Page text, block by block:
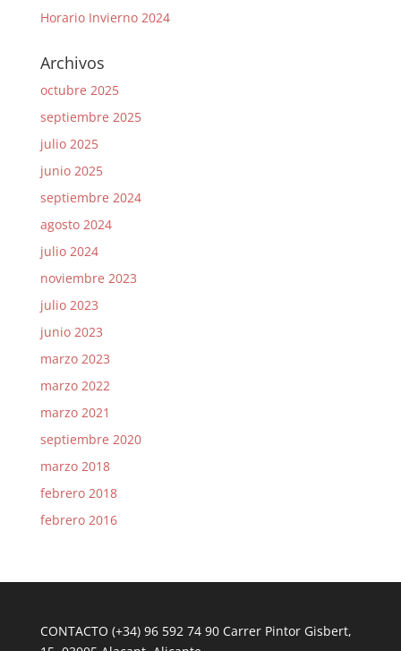
Horario Invierno 2024
Archivos
octubre 2025
septiembre 2025
julio 2025
junio 2025
septiembre 2024
agosto 2024
julio 2024
noviembre 2023
julio 2023
junio 2023
marzo 2023
marzo 2022
marzo 2021
septiembre 2020
marzo 2018
febrero 2018
febrero 2016
CONTACTO (+34) 96 592 74 90 Carrer Pintor Gisbert,